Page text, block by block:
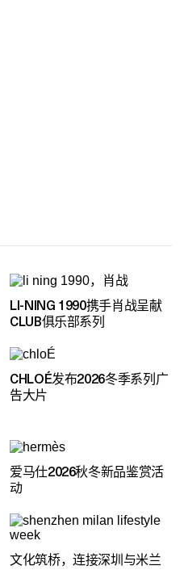
LI-NING 1990携手肖战呈献
CLUB俱乐部系列
CHLOÉ发布2026冬季系列广
告大片
爱马仕2026秋冬新品鉴赏活
动
文化筑桥，连接深圳与米兰